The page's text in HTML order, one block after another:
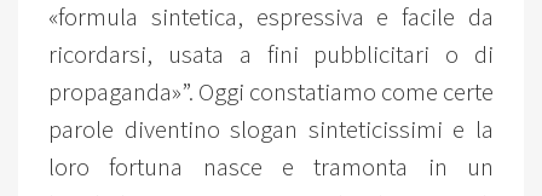
«formula sintetica, espressiva e facile da
ricordarsi, usata a fini pubblicitari o di
propaganda»”. Oggi constatiamo come certe
parole diventino slogan sinteticissimi e la
loro fortuna nasce e tramonta in un